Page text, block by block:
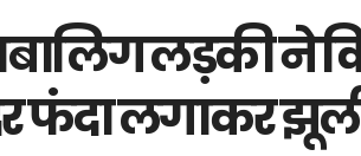
लड़की ने
फंदा लगाकर